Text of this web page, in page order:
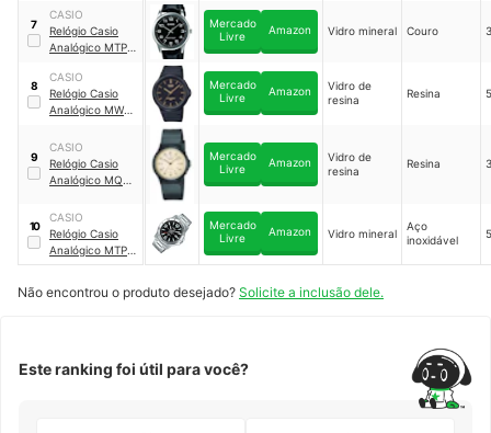
7DMQ
7
CASIO
Relógio Casio
Analógico MTP-
V001L-1B
Mercado
Livre
Amazon Vidro mineral Couro
8
CASIO
Relógio Casio
Analógico MW-
240-1E2V
Mercado
Livre
Amazon
Vidro de
resina
Resina
9
CASIO
Relógio Casio
Analógico MQ-
9B
Mercado
Livre
Amazon
Vidro de
resina
Resina
10
CASIO
Relógio Casio
Analógico MTP-
VD01D-1BV｜
Mercado
Livre
Amazon Vidro mineral
Aço
inoxidável
Não encontrou o produto desejado? Solicite a inclusão dele.
Este ranking foi útil para você?